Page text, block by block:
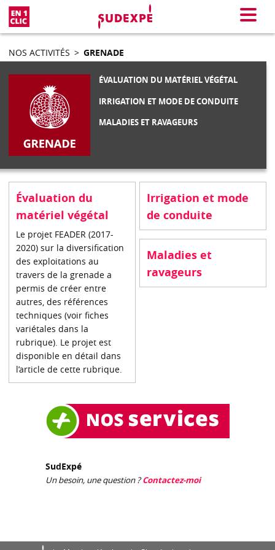
Menu
NOS ACTIVITÉS > GRENADE
ÉVALUATION DU MATÉRIEL VÉGÉTAL
IRRIGATION ET MODE DE CONDUITE
MALADIES ET RAVAGEURS
Évaluation du
matériel végétal
Le projet FEADER (2017-
2020) sur la diversification
des exploitations au
travers de la grenade a
permis de créer entre
autres, des références
techniques (voir fiches
variétales dans la
rubrique). Le projet est
disponible en détail dans
l’article de cette rubrique.
Irrigation et mode
de conduite
Maladies et
ravageurs
SudExpé
Un besoin, une question ?Contactez-moi